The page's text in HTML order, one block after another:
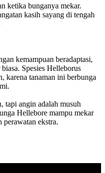
ketika bunganya mekar.
kasih sayang di tengah
kemampuan beradaptasi,
Spesies Helleborus
karena tanaman ini berbunga
tapi angin adalah musuh
Hellebore mampu mekar
perawatan ekstra.